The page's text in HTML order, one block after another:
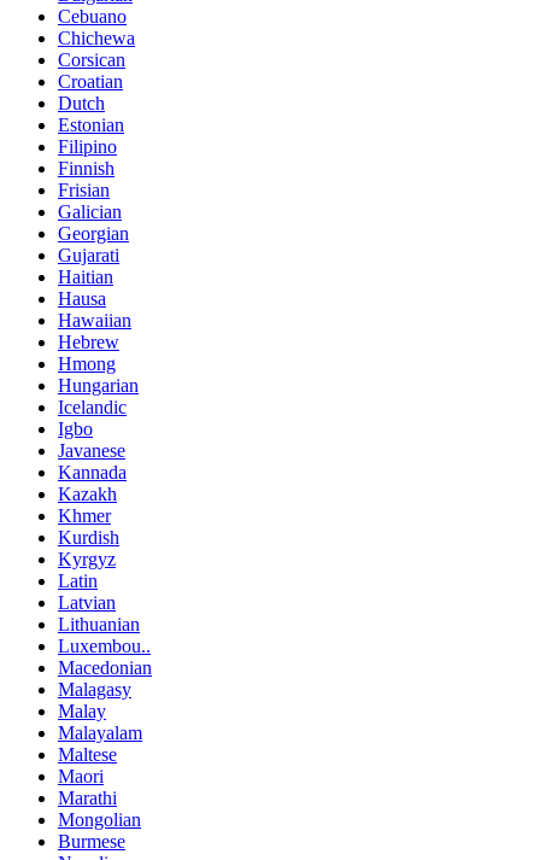
Cebuano
Chichewa
Corsican
Croatian
Dutch
Estonian
Filipino
Finnish
Frisian
Galician
Georgian
Gujarati
Haitian
Hausa
Hawaiian
Hebrew
Hmong
Hungarian
Icelandic
Igbo
Javanese
Kannada
Kazakh
Khmer
Kurdish
Kyrgyz
Latin
Latvian
Lithuanian
Luxembou..
Macedonian
Malagasy
Malay
Malayalam
Maltese
Maori
Marathi
Mongolian
Burmese